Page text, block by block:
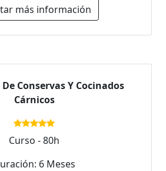
más información
Conservas Y Cocinados
Cárnicos
Curso - 80h
6 Meses